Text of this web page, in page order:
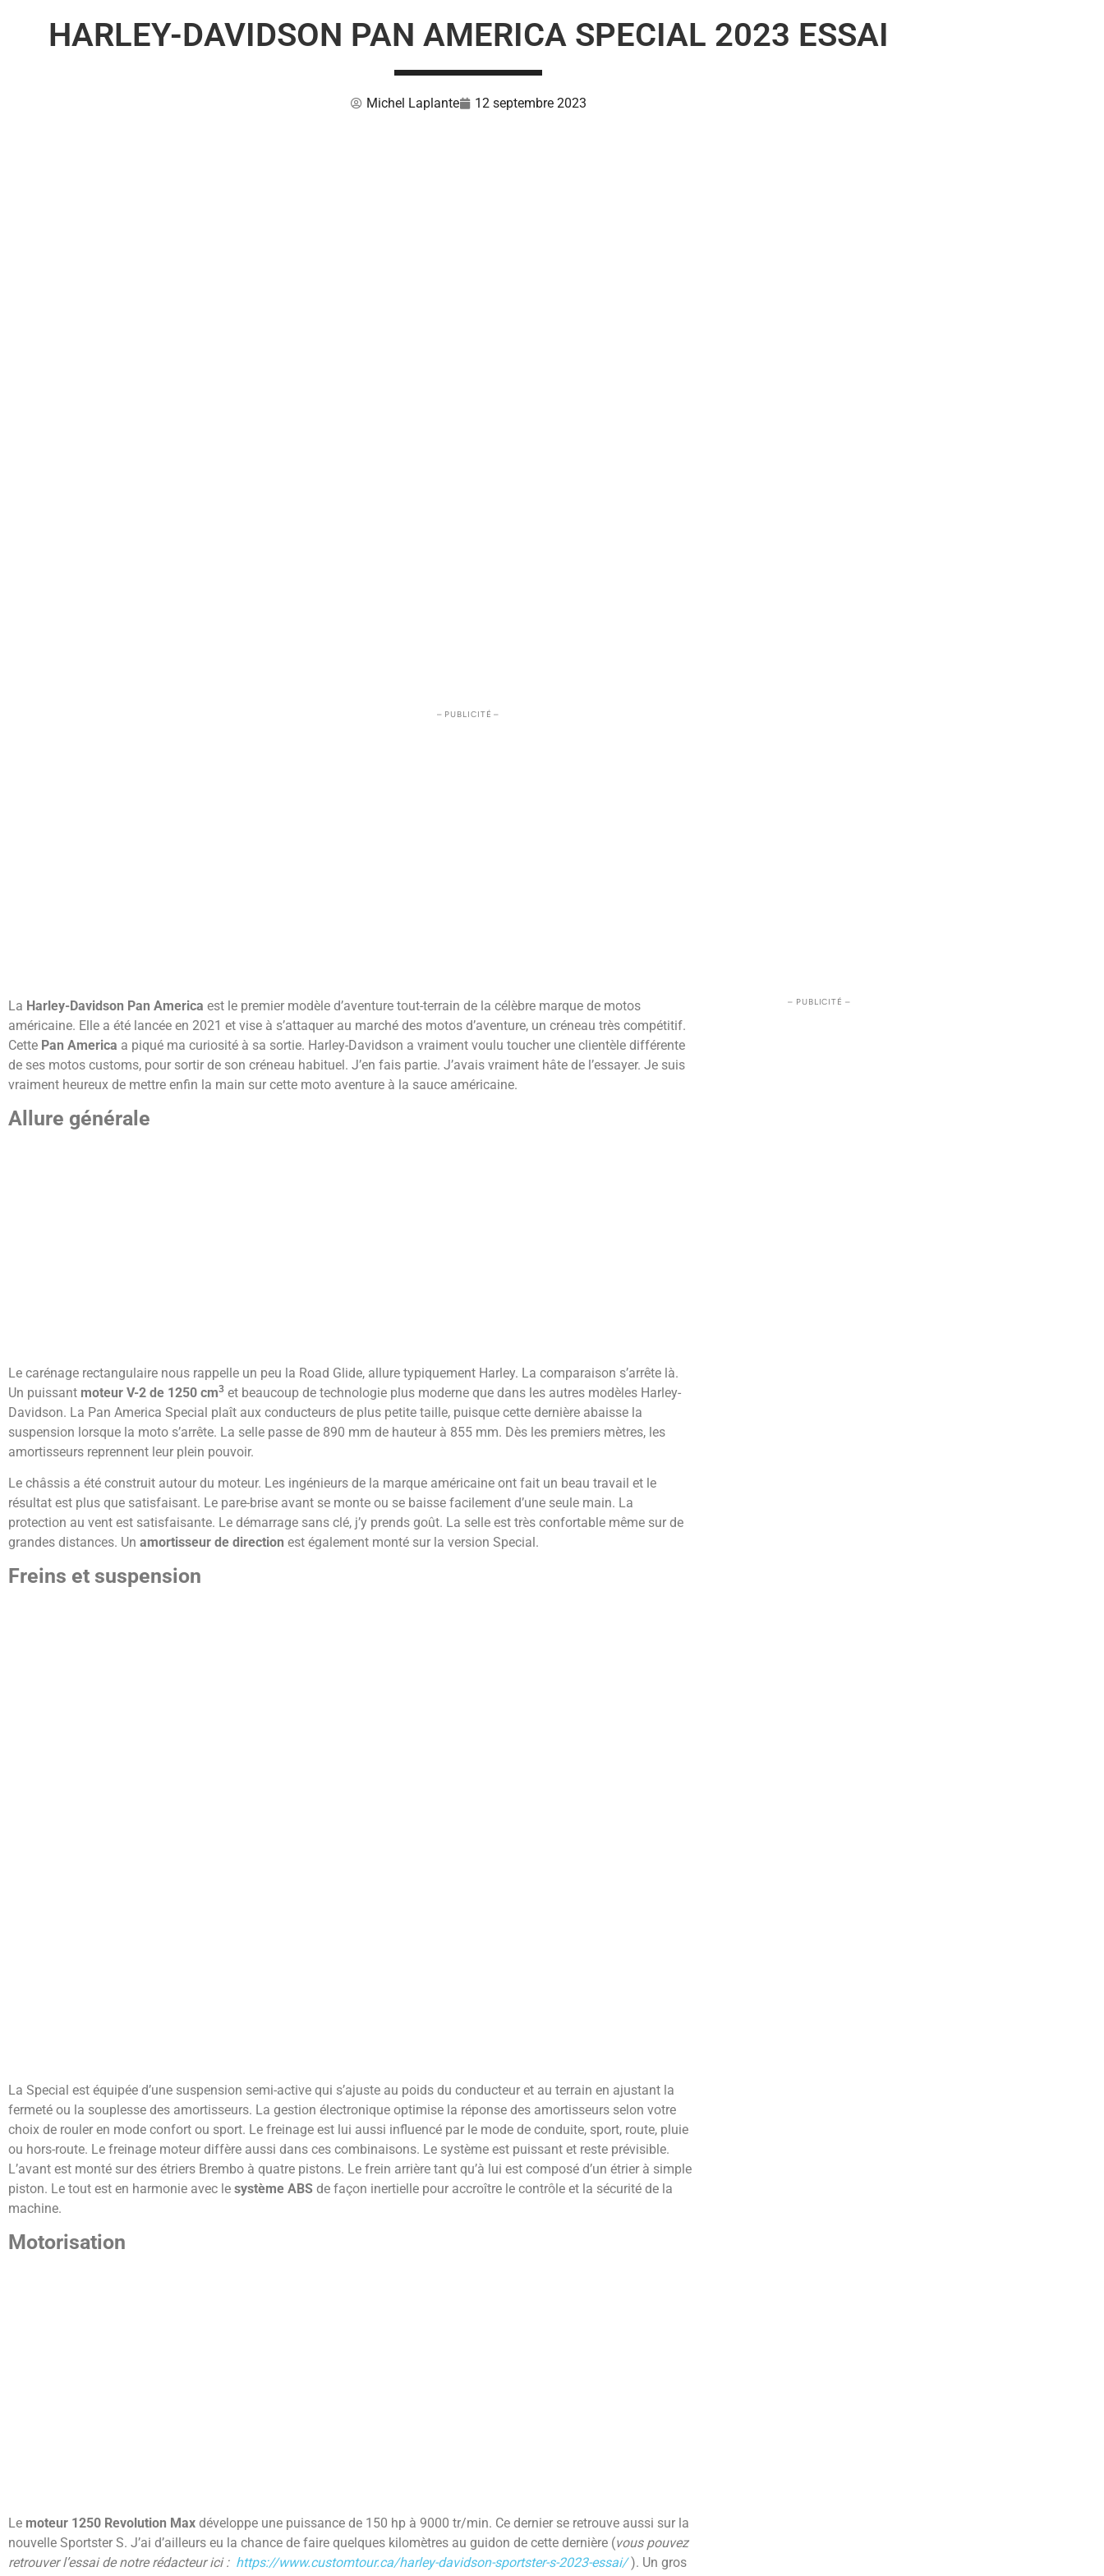
HARLEY-DAVIDSON PAN AMERICA SPECIAL 2023 ESSAI
Michel Laplante 12 septembre 2023
– PUBLICITÉ –
La Harley-Davidson Pan America est le premier modèle d’aventure tout-terrain de la célèbre marque de motos
américaine. Elle a été lancée en 2021 et vise à s’attaquer au marché des motos d’aventure, un créneau très compétitif.
Cette Pan America a piqué ma curiosité à sa sortie. Harley-Davidson a vraiment voulu toucher une clientèle différente
de ses motos customs, pour sortir de son créneau habituel. J’en fais partie. J’avais vraiment hâte de l’essayer. Je suis
vraiment heureux de mettre enfin la main sur cette moto aventure à la sauce américaine.
Allure générale
Le carénage rectangulaire nous rappelle un peu la Road Glide, allure typiquement Harley. La comparaison s’arrête là.
Un puissant moteur V-2 de 1250 cm3 et beaucoup de technologie plus moderne que dans les autres modèles Harley-
Davidson. La Pan America Special plaît aux conducteurs de plus petite taille, puisque cette dernière abaisse la
suspension lorsque la moto s’arrête. La selle passe de 890 mm de hauteur à 855 mm. Dès les premiers mètres, les
amortisseurs reprennent leur plein pouvoir.
Le châssis a été construit autour du moteur. Les ingénieurs de la marque américaine ont fait un beau travail et le
résultat est plus que satisfaisant. Le pare-brise avant se monte ou se baisse facilement d’une seule main. La
protection au vent est satisfaisante. Le démarrage sans clé, j’y prends goût. La selle est très confortable même sur de
grandes distances. Un amortisseur de direction est également monté sur la version Special.
Freins et suspension
La Special est équipée d’une suspension semi-active qui s’ajuste au poids du conducteur et au terrain en ajustant la
fermeté ou la souplesse des amortisseurs. La gestion électronique optimise la réponse des amortisseurs selon votre
choix de rouler en mode confort ou sport. Le freinage est lui aussi influencé par le mode de conduite, sport, route, pluie
ou hors-route. Le freinage moteur diffère aussi dans ces combinaisons. Le système est puissant et reste prévisible.
L’avant est monté sur des étriers Brembo à quatre pistons. Le frein arrière tant qu’à lui est composé d’un étrier à simple
piston. Le tout est en harmonie avec le système ABS de façon inertielle pour accroître le contrôle et la sécurité de la
machine.
Motorisation
Le moteur 1250 Revolution Max développe une puissance de 150 hp à 9000 tr/min. Ce dernier se retrouve aussi sur la
nouvelle Sportster S. J’ai d’ailleurs eu la chance de faire quelques kilomètres au guidon de cette dernière (vous pouvez
retrouver l’essai de notre rédacteur ici : https://www.customtour.ca/harley-davidson-sportster-s-2023-essai/ ). Un gros
– PUBLICITÉ –